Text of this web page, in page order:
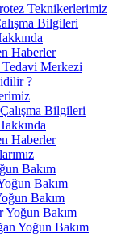
Teknikerlerimiz
Bilgileri
Haberler
Tedavi Merkezi
?
Bilgileri
Haberler
Bakım
Bakım
Bakım
Yoğun Bakım
Yoğun Bakım